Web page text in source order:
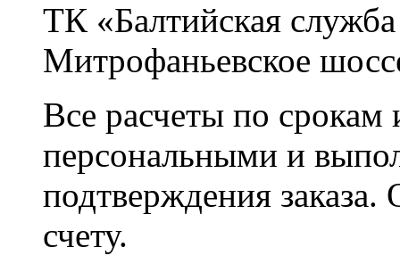
ТК «Балтийская
Митрофаньевское
Все расчеты по срокам
персональными и
подтверждения заказа.
счету.